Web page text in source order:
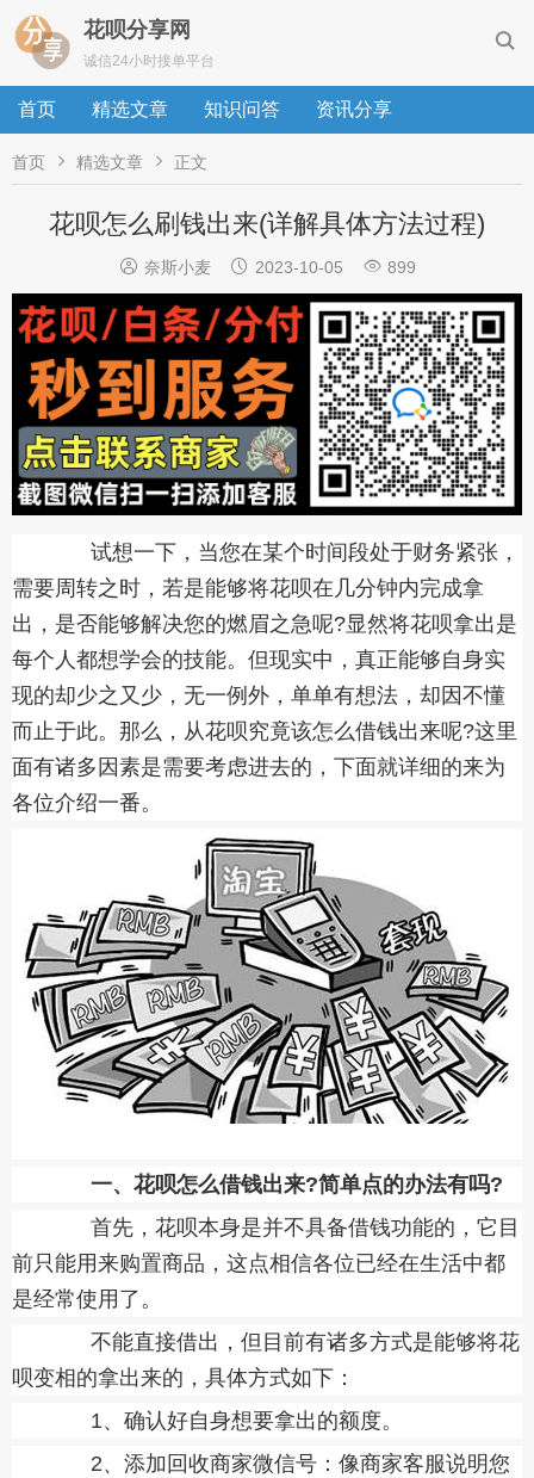

花呗分享网
诚信24小时接单平台
首页 精选文章 知识问答 资讯分享
首页  精选文章  正文
花呗怎么刷钱出来(详解具体方法过程)
 奈斯小麦  2023-10-05  899
试想一下，当您在某个时间段处于财务紧张，
需要周转之时，若是能够将花呗在几分钟内完成拿
出，是否能够解决您的燃眉之急呢?显然将花呗拿出是
每个人都想学会的技能。但现实中，真正能够自身实
现的却少之又少，无一例外，单单有想法，却因不懂
而止于此。那么，从花呗究竟该怎么借钱出来呢?这里
面有诸多因素是需要考虑进去的，下面就详细的来为
各位介绍一番。
一、花呗怎么借钱出来?简单点的办法有吗?
首先，花呗本身是并不具备借钱功能的，它目
前只能用来购置商品，这点相信各位已经在生活中都
是经常使用了。
不能直接借出，但目前有诸多方式是能够将花
呗变相的拿出来的，具体方式如下：
1、确认好自身想要拿出的额度。
2、添加回收商家微信号：像商家客服说明您